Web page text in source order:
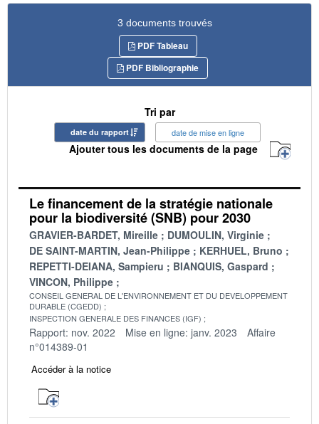
3 documents trouvés
PDF Tableau
PDF Bibliographie
Tri par
date du rapport date de mise en ligne
Ajouter tous les documents de la page
Le financement de la stratégie nationale
pour la biodiversité (SNB) pour 2030
GRAVIER-BARDET, Mireille
DUMOULIN, Virginie
DE SAINT-MARTIN, Jean-Philippe
KERHUEL, Bruno
REPETTI-DEIANA, Sampieru
BIANQUIS, Gaspard
VINCON, Philippe
CONSEIL GENERAL DE L'ENVIRONNEMENT ET DU DEVELOPPEMENT
DURABLE (CGEDD)
INSPECTION GENERALE DES FINANCES (IGF)
Rapport: nov. 2022 Mise en ligne: janv. 2023
Affaire
n°014389-01
Accéder à la notice